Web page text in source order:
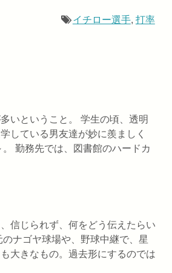
イチロー選手, 打率
いということ。 学生の頃、透明
している男友達が妙に羨ましく
勤務先では、図書館のハードカ
信じられず、何をどう伝えたらい
ナゴヤ球場や、野球中継で、星
大きなもの。過去形にするのでは